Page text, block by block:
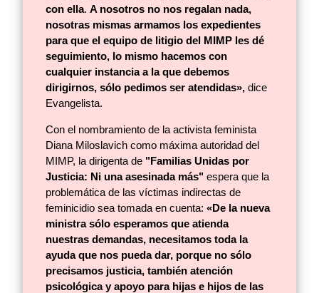
con ella. A nosotros no nos regalan nada,
nosotras mismas armamos los expedientes
para que el equipo de litigio del MIMP les dé
seguimiento, lo mismo hacemos con
cualquier instancia a la que debemos
dirigirnos, sólo pedimos ser atendidas», dice
Evangelista.
Con el nombramiento de la activista feminista
Diana Miloslavich como máxima autoridad del
MIMP, la dirigenta de "Familias Unidas por
Justicia: Ni una asesinada más" espera que la
problemática de las víctimas indirectas de
feminicidio sea tomada en cuenta: «De la nueva
ministra sólo esperamos que atienda
nuestras demandas, necesitamos toda la
ayuda que nos pueda dar, porque no sólo
precisamos justicia, también atención
psicológica y apoyo para hijas e hijos de las